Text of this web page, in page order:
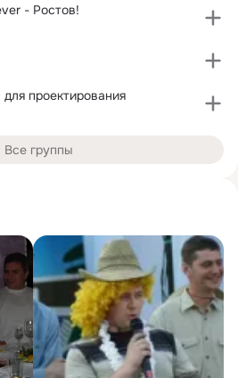
- Ростов!
проектирования
Все группы